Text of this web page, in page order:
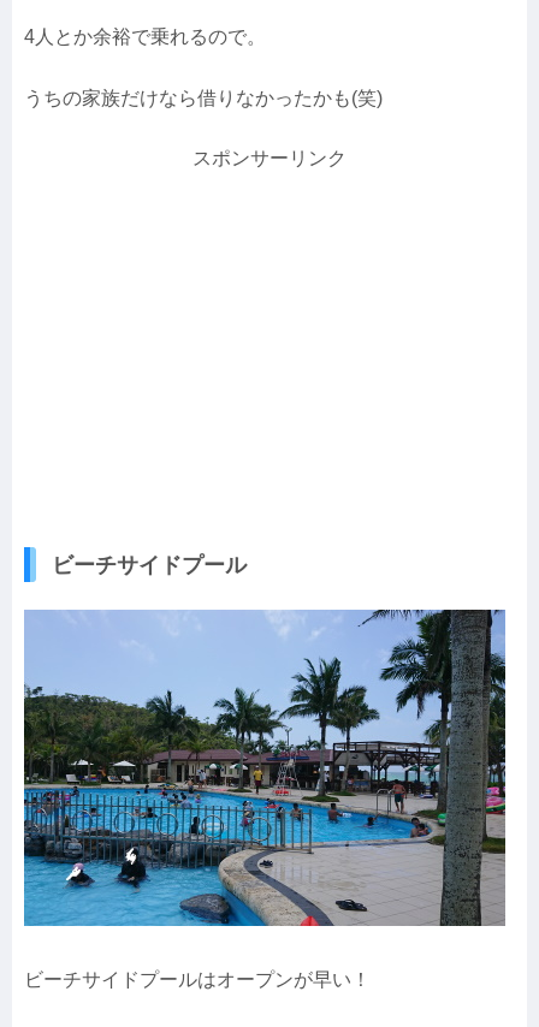
4人とか余裕で乗れるので。
うちの家族だけなら借りなかったかも(笑)
スポンサーリンク
ビーチサイドプール
ビーチサイドプールはオープンが早い！